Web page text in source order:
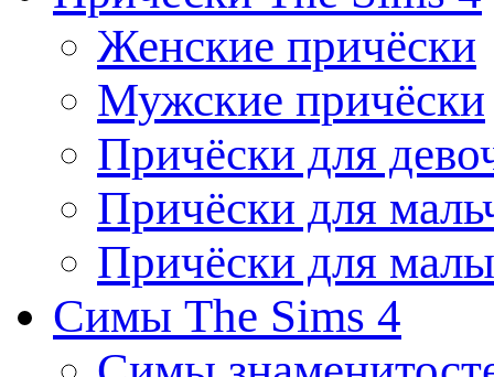
Женские причёски
Мужские причёски
Причёски для
Причёски для
Причёски для
Симы The Sims 4